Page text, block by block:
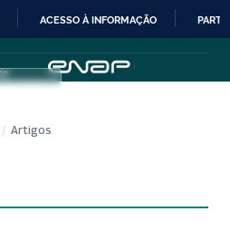
IR
PARA
CONTEÚDO
ACESSO À INFORMAÇÃO
/ Artigos